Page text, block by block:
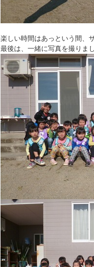
楽しい時間はあっという間、
最後は、一緒に写真を撮りま